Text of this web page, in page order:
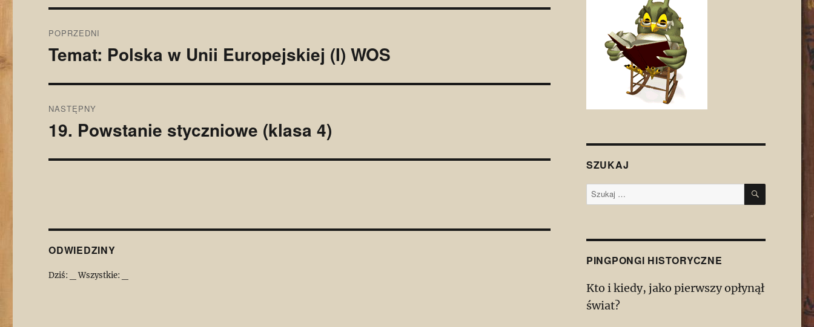
wpisu
POPRZEDNI
Poprzedni
Temat: Polska w Unii Europejskiej (I) WOS
NASTĘPNY
Następny
19. Powstanie styczniowe (klasa 4)
ODWIEDZINY
Dziś: Wszystkie:
SZUKAJ
Szukaj: SZUKAJ
PINGPONGI HISTORYCZNE
Kto i kiedy, jako pierwszy opłynął
świat?